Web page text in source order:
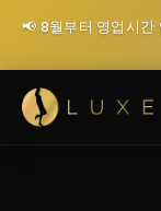
📢 8월부터 영업시간 임시 변경: 오후 8시 오픈, 월요일 휴무 (12월에 매일 저녁 7시 오픈으로 복귀 예정)